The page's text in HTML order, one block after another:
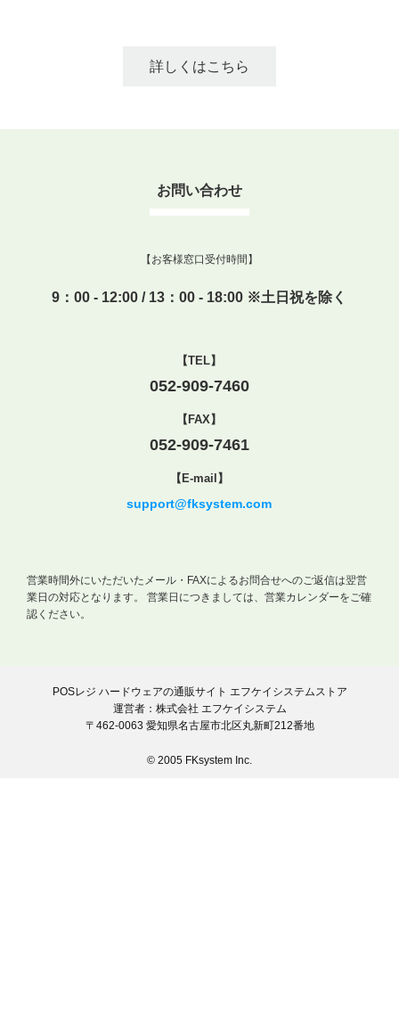
詳しくはこちら
お問い合わせ
【お客様窓口受付時間】
9：00 - 12:00 / 13：00 - 18:00 ※土日祝を除く
【TEL】
052-909-7460
【FAX】
052-909-7461
【E-mail】
support@fksystem.com
営業時間外にいただいたメール・FAXによるお問合せへのご返信は翌営
業日の対応となります。
営業日につきましては、営業カレンダーをご確
認ください。
POSレジ ハードウェアの通販サイト エフケイシステムストア
運営者：株式会社 エフケイシステム
〒462-0063 愛知県名古屋市北区丸新町212番地
© 2005 FKsystem Inc.